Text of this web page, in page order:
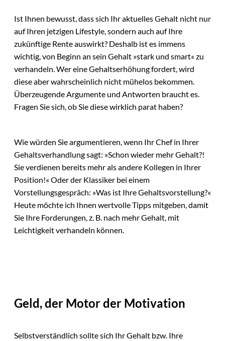
Ist Ihnen bewusst, dass sich Ihr aktuelles Gehalt nicht nur
auf Ihren jetzigen Lifestyle, sondern auch auf Ihre
zukünftige Rente auswirkt? Deshalb ist es immens
wichtig, von Beginn an sein Gehalt »stark und smart« zu
verhandeln. Wer eine Gehaltserhöhung fordert, wird
diese aber wahrscheinlich nicht mühelos bekommen.
Überzeugende Argumente und Antworten braucht es.
Fragen Sie sich, ob Sie diese wirklich parat haben?
Wie würden Sie argumentieren, wenn Ihr Chef in Ihrer
Gehaltsverhandlung sagt: »Schon wieder mehr Gehalt?!
Sie verdienen bereits mehr als andere Kollegen in Ihrer
Position!« Oder der Klassiker bei einem
Vorstellungsgespräch: »Was ist Ihre Gehaltsvorstellung?«
Heute möchte ich Ihnen wertvolle Tipps mitgeben, damit
Sie Ihre Forderungen, z. B. nach mehr Gehalt, mit
Leichtigkeit verhandeln können.
Geld, der Motor der Motivation
Selbstverständlich sollte sich Ihr Gehalt bzw. Ihre